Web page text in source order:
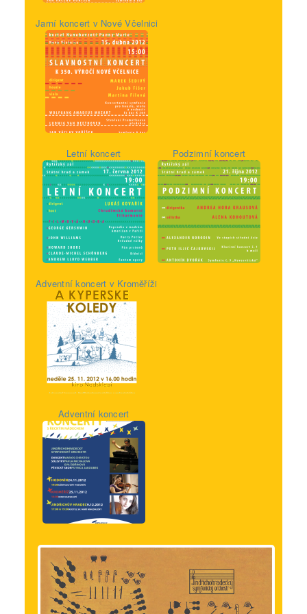
Jarní koncert v Nové Včelnici
Letní koncert Podzimní koncert
Adventní koncert v Kroměříži
Adventní koncert